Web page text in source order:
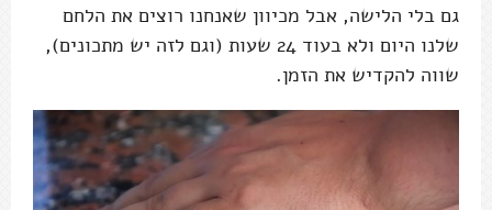
גם בלי הלישה, אבל מכיוון שאנחנו רוצים את הלחם
שלנו היום ולא בעוד 24 שעות (וגם לזה יש מתכונים),
שווה להקדיש את הזמן.